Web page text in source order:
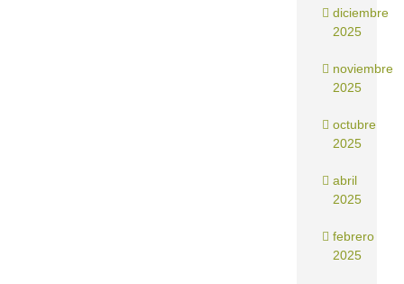
diciembre
2025
noviembre
2025
octubre
2025
abril
2025
febrero
2025